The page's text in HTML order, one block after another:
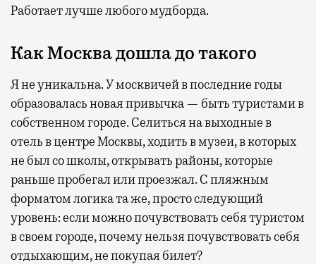
Работает лучше любого мудборда.
Как Москва дошла до такого
Я не уникальна. У москвичей в последние годы
образовалась новая привычка — быть туристами в
собственном городе. Селиться на выходные в
отель в центре Москвы, ходить в музеи, в которых
не был со школы, открывать районы, которые
раньше пробегал или проезжал. С пляжным
форматом логика та же, просто следующий
уровень: если можно почувствовать себя туристом
в своем городе, почему нельзя почувствовать себя
отдыхающим, не покупая билет?